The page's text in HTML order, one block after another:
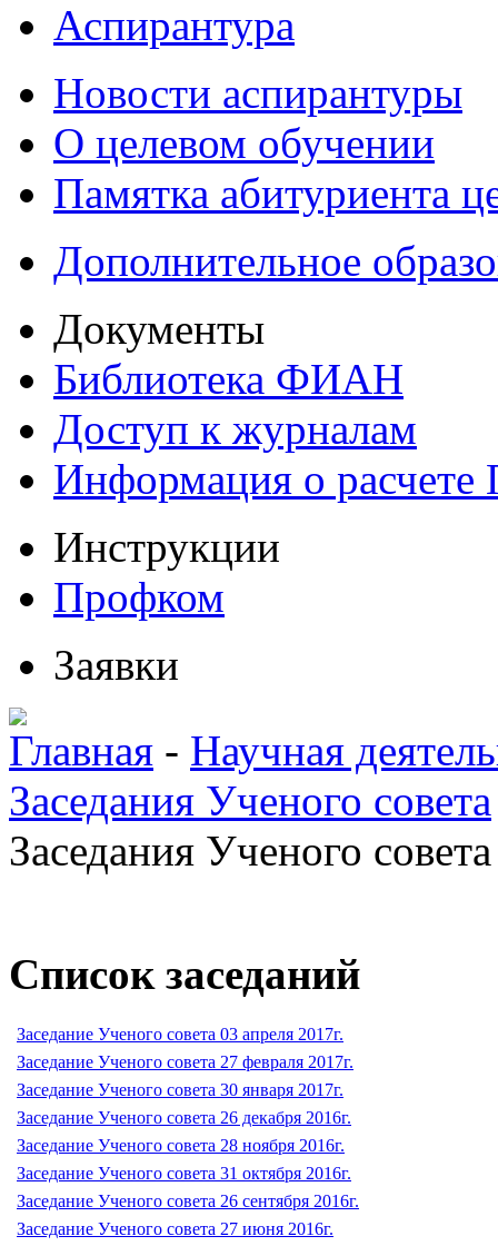
Аспирантура
Новости аспирантуры
О целевом обучении
Памятка абитуриента
Дополнительное
Документы
Библиотека ФИАН
Доступ к журналам
Информация о
Инструкции
Профком
Заявки
Главная - Научная
Заседания Ученого совета
Заседания Ученого
Список заседаний
Заседание Ученого совета 03 апреля 2017г.
Заседание Ученого совета 27 февраля 2017г.
Заседание Ученого совета 30 января 2017г.
Заседание Ученого совета 26 декабря 2016г.
Заседание Ученого совета 28 ноября 2016г.
Заседание Ученого совета 31 октября 2016г.
Заседание Ученого совета 26 сентября 2016г.
Заседание Ученого совета 27 июня 2016г.